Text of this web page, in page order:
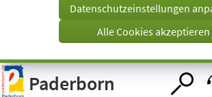
Visuelle
Assistenzsoftware
öffnen.
Tab)
Datenschutzeinstellungen
Alle Cookies akzeptieren
Paderborn